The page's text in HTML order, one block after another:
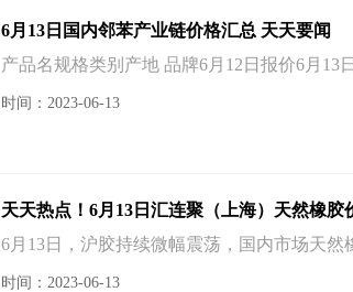
6月13日国内邻苯产业链价格汇总 天天要闻
产品名规格类别产地 品牌6月12日报价6月13
时间：2023-06-13
天天热点！6月13日汇连聚（上海）天然橡胶
6月13日，沪胶持续微幅震荡，国内市场天
时间：2023-06-13